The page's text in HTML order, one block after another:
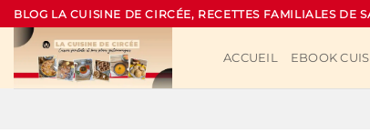
Passer
au
contenu
BLOG LA CUISINE DE CIRCÉE, RECETTES FAMILIALES DE
ACCUEIL EBOOK